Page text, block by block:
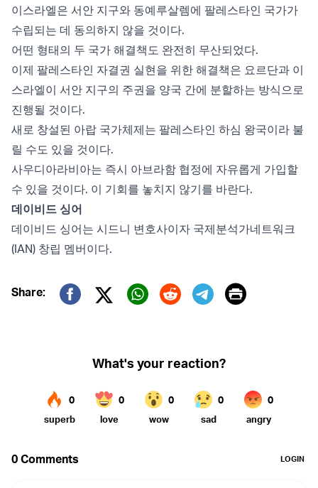
이스라엘은 서안 지구와 동예루살렘에 팔레스타인 국가가
수립되는 데 동의하지 않을 것이다.
어떤 형태의 두 국가 해결책도 완전히 무산되었다.
이제 팔레스타인 자결권 실현을 위한 해결책은 요르단과 이
스라엘이 서안 지구의 주권을 양국 간에 분할하는 방식으로
진행될 것이다.
새로 창설된 아랍 국가체제는 팔레스타인 하심 왕국이라 불
릴 수도 있을 것이다.
사우디아라비아는 즉시 아브라함 협정에 자유롭게 가입할
수 있을 것이다. 이 기회를 놓치지 않기를 바란다.
데이비드 싱어
데이비드 싱어는 시드니 변호사이자 국제분석가네트워크
(IAN) 창립 멤버이다.
Share:
Twitter (X)
Print